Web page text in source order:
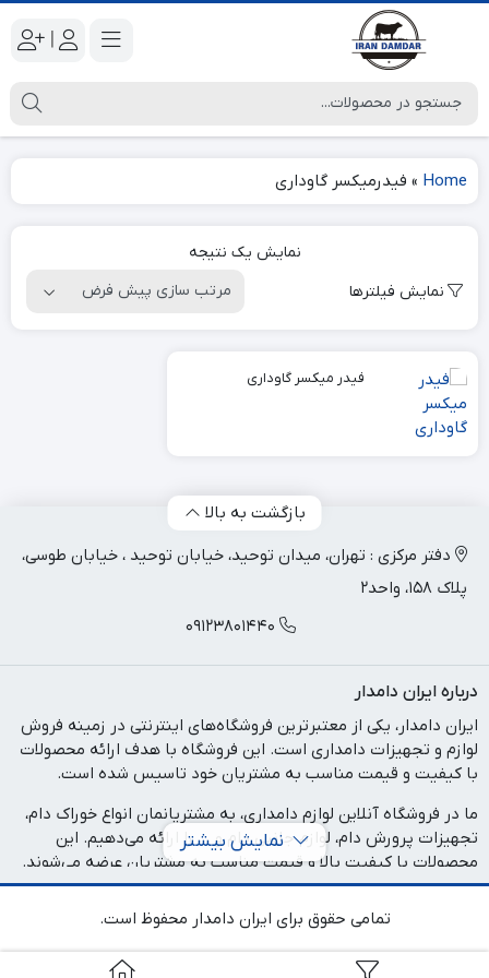
|
Home
» فیدرمیکسر گاوداری
نمایش یک نتیجه
نمایش فیلترها
فیدر میکسر گاوداری
بازگشت به بالا
دفتر مرکزی : تهران، میدان توحید، خیابان توحید ، خیابان طوسی،
پلاک 158، واحد2
09123801440
درباره ایران دامدار
ایران دامدار، یکی از معتبرترین فروشگاه‌های اینترنتی در زمینه فروش
لوازم و تجهیزات دامداری است. این فروشگاه با هدف ارائه محصولات
با کیفیت و قیمت مناسب به مشتریان خود تاسیس شده است.
ما در فروشگاه آنلاین لوازم دامداری، به مشتریانمان انواع خوراک دام،
تجهیزات پرورش دام، لوازم جانبی دام و ... را ارائه می‌دهیم. این
محصولات با کیفیت بالا و قیمت مناسب به مشتریان عرضه می‌شوند.
با کیفیت، به رضایت مشتریان خود برسیم. همچنین، تیم پشتیبانی ما
آماده پاسخگویی به سوالات و نیازهای مشتریان است. اگر شما به
نمایش بیشتر
تمامی حقوق برای ایران دامدار محفوظ است.